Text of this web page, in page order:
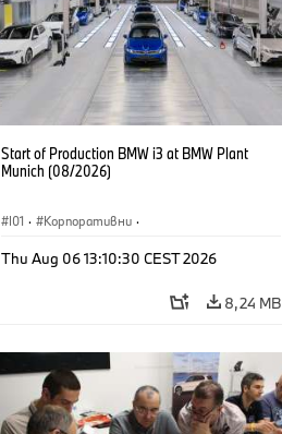
Start of Production BMW i3 at BMW Plant
Munich (08/2026)
I01 · Корпоративни ·
Локации
Thu Aug 06 13:10:30 CEST 2026
8,24 MB